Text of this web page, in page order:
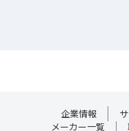
・2300～2700MHz 平均
企業情報
メーカー一覧